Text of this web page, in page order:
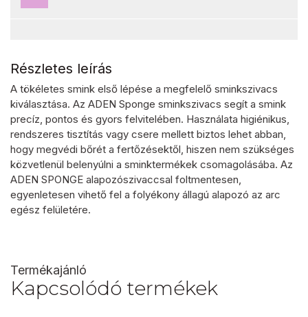
Részletes leírás
A tökéletes smink első lépése a megfelelő sminkszivacs
kiválasztása. Az ADEN Sponge sminkszivacs segít a smink
precíz, pontos és gyors felvitelében. Használata higiénikus,
rendszeres tisztítás vagy csere mellett biztos lehet abban,
hogy megvédi bőrét a fertőzésektől, hiszen nem szükséges
közvetlenül belenyúlni a sminktermékek csomagolásába. Az
ADEN SPONGE alapozószivaccsal foltmentesen,
egyenletesen vihető fel a folyékony állagú alapozó az arc
egész felületére.
Termékajánló
Kapcsolódó termékek